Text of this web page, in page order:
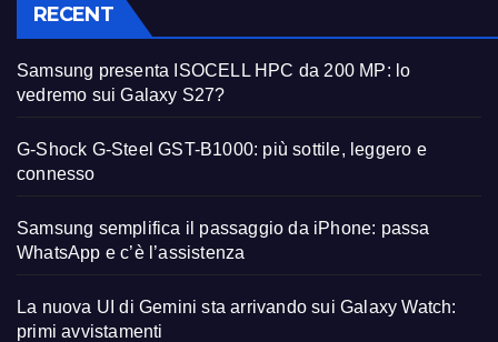
RECENT
Samsung presenta ISOCELL HPC da 200 MP: lo
vedremo sui Galaxy S27?
G-Shock G-Steel GST-B1000: più sottile, leggero e
connesso
Samsung semplifica il passaggio da iPhone: passa
WhatsApp e c’è l’assistenza
La nuova UI di Gemini sta arrivando sui Galaxy Watch:
primi avvistamenti